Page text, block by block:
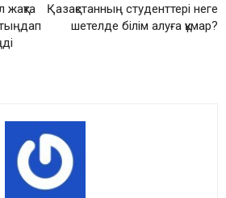
жақта
тыңдап
Қазақстанның студенттері неге
шетелде білім алуға құмар?